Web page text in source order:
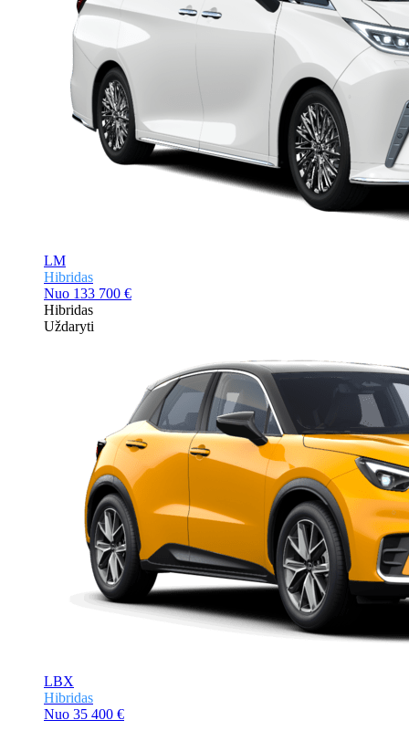
LM
Hibridas
Nuo 133 700 €
Hibridas
Uždaryti
LBX
Hibridas
Nuo 35 400 €